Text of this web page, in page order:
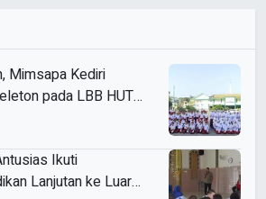
Mimsapa Kediri
pada LBB HUT
Pare
Ikuti
Lanjutan ke Luar